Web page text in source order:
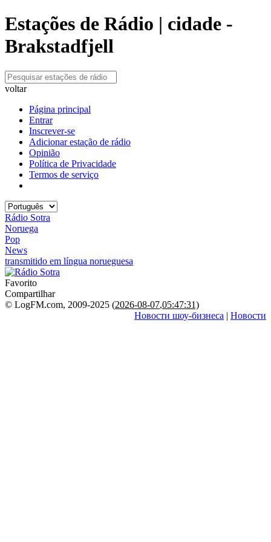
Estações de Rádio | cidade -
Brakstadfjell
voltar
Página principal
Entrar
Inscrever-se
Adicionar estação de rádio
Opinião
Política de Privacidade
Termos de serviço
Rádio Sotra
Noruega
Pop
News
transmitido em língua norueguesa
Favorito
Compartilhar
© LogFM.com, 2009-2025 (2026-08-07,05:47:31)
Новости шоу-бизнеса | Новости